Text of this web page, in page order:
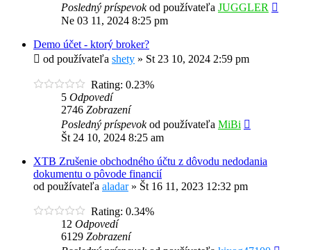
Posledný príspevokod používateľa JUGGLER
Ne 03 11, 2024 8:25 pm
Demo účet - ktorý broker?
od používateľa shety » St 23 10, 2024 2:59 pm
Rating: 0.23%
5 Odpovedí
2746 Zobrazení
Posledný príspevokod používateľa MiBi
Št 24 10, 2024 8:25 am
XTB Zrušenie obchodného účtu z dôvodu nedodania
dokumentu o pôvode financií
od používateľa aladar» Št 16 11, 2023 12:32 pm
Rating: 0.34%
12 Odpovedí
6129 Zobrazení